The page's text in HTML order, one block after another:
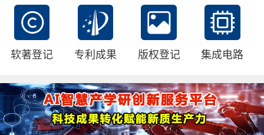
软著登记 专利成果 版权登记 集成电路